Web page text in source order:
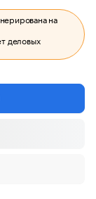
на
деловых